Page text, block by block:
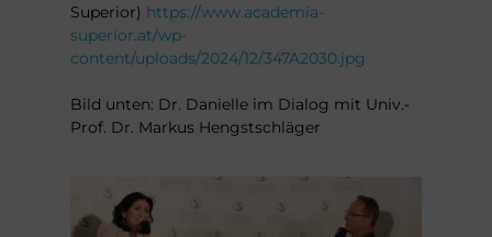
Superior) https://www.academia-
superior.at/wp-
content/uploads/2024/12/347A2030.jpg
Bild unten: Dr. Danielle im Dialog mit Univ.-
Prof. Dr. Markus Hengstschläger